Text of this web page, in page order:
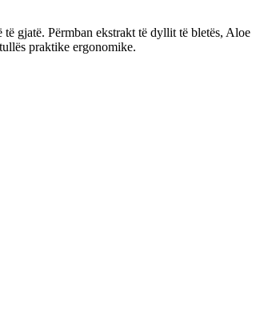
gjatë. Përmban ekstrakt të dyllit të bletës, Aloe
praktike ergonomike.